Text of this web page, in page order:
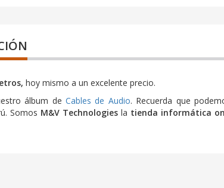
hoy mismo a un excelente precio.
álbum deCables de Audio. Recuerda que
Somos M&V Technologiesla tienda informática